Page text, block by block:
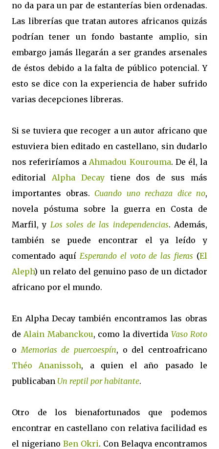
no da para un par de estanterías bien ordenadas.
Las librerías que tratan autores africanos quizás
podrían tener un fondo bastante amplio, sin
embargo jamás llegarán a ser grandes arsenales
de éstos debido a la falta de público potencial. Y
esto se dice con la experiencia de haber sufrido
varias decepciones libreras.
Si se tuviera que recoger a un autor africano que
estuviera bien editado en castellano, sin dudarlo
nos referiríamos aAhmadou Kourouma. De él, la
editorial Alpha Decaytiene dos de sus más
importantes obras. Cuando uno rechaza dice no,
novela póstuma sobre la guerra en Costa de
Marfil, y Los soles de las independencias. Además,
también se puede encontrar el ya leído y
comentado aquí Esperando el voto de las fieras (El
Aleph) un relato del genuino paso de un dictador
africano por el mundo.
En Alpha Decay también encontramos las obras
deAlain Mabanckou, como la divertida Vaso Roto
oMemorias de puercoespín, o del centroafricano
Théo Ananissoh, a quien el año pasado le
publicaban Un reptil por habitante.
Otro de los bienafortunados que podemos
encontrar en castellano con relativa facilidad es
el nigeriano Ben Okri. Con Belaqva encontramos